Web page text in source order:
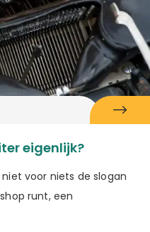
eigenlijk?
voor niets de slogan
runt, een